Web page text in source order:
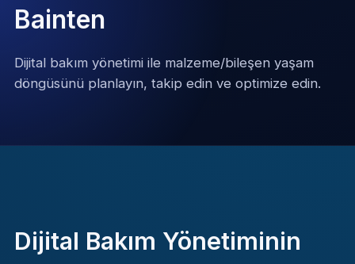
Bainten
Dijital bakım yönetimi ile malzeme/bileşen yaşam
döngüsünü planlayın, takip edin ve optimize edin.
Dijital Bakım Yönetiminin